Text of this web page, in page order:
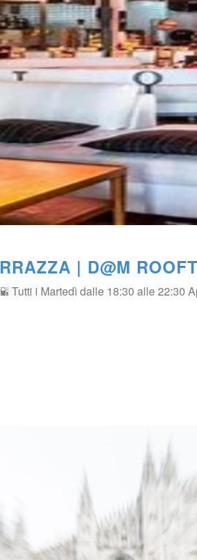
| D@M
Tutti i Martedì dalle 18:30 alle